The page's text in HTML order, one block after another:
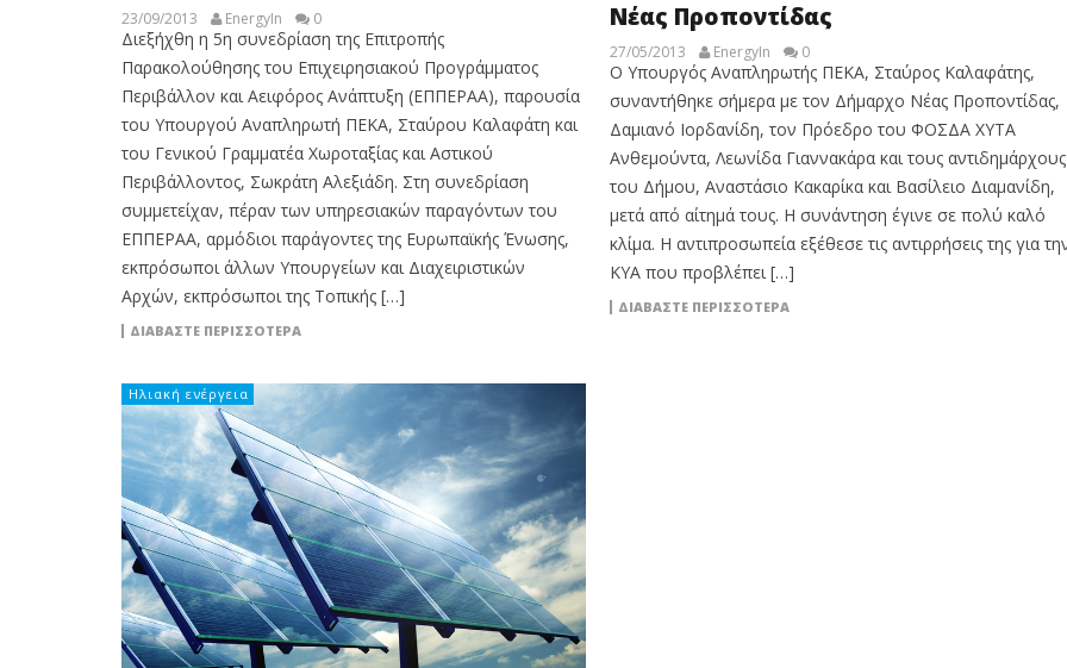
23/09/2013 EnergyIn 0
Διεξήχθη η 5η συνεδρίαση της Επιτροπής
Παρακολούθησης του Επιχειρησιακού Προγράμματος
Περιβάλλον και Αειφόρος Ανάπτυξη (ΕΠΠΕΡΑΑ), παρουσία
του Υπουργού Αναπληρωτή ΠΕΚΑ, Σταύρου Καλαφάτη και
του Γενικού Γραμματέα Χωροταξίας και Αστικού
Περιβάλλοντος, Σωκράτη Αλεξιάδη. Στη συνεδρίαση
συμμετείχαν, πέραν των υπηρεσιακών παραγόντων του
ΕΠΠΕΡΑΑ, αρμόδιοι παράγοντες της Ευρωπαϊκής Ένωσης,
εκπρόσωποι άλλων Υπουργείων και Διαχειριστικών
Αρχών, εκπρόσωποι της Τοπικής […]
ΔΙΑΒΆΣΤΕ ΠΕΡΙΣΣΌΤΕΡΑ
Νέας Προποντίδα​ς
27/05/2013 EnergyIn 0
Ο Υπουργός Αναπληρωτής ΠΕΚΑ, Σταύρος Καλαφάτης,
συναντήθηκε σήμερα με τον Δήμαρχο Νέας Προποντίδας,
Δαμιανό Ιορδανίδη, τον Πρόεδρο του ΦΟΣΔΑ ΧΥΤΑ
Ανθεμούντα, Λεωνίδα Γιαννακάρα και τους αντιδημάρχους
του Δήμου, Αναστάσιο Κακαρίκα και Βασίλειο Διαμανίδη,
μετά από αίτημά τους. Η συνάντηση έγινε σε πολύ καλό
κλίμα. Η αντιπροσωπεία εξέθεσε τις αντιρρήσεις της για
ΚΥΑ που προβλέπει […]
ΔΙΑΒΆΣΤΕ ΠΕΡΙΣΣΌΤΕΡΑ
Ηλιακή ενέργεια